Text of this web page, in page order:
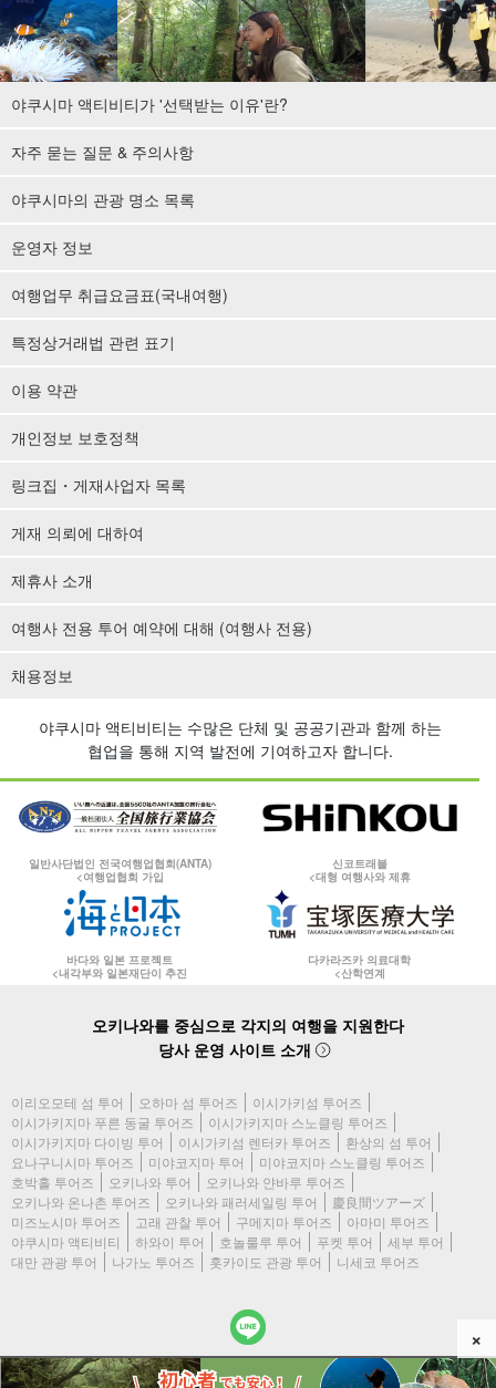
야쿠시마 액티비티가 '선택받는 이유'란?
자주 묻는 질문 & 주의사항
야쿠시마의 관광 명소 목록
운영자 정보
여행업무 취급요금표(국내여행)
특정상거래법 관련 표기
이용 약관
개인정보 보호정책
링크집・게재사업자 목록
게재 의뢰에 대하여
제휴사 소개
여행사 전용 투어 예약에 대해 (여행사 전용)
채용정보
야쿠시마 액티비티는 수많은 단체 및 공공기관과 함께 하는
협업을 통해 지역 발전에 기여하고자 합니다.
일반사단법인 전국여행업협회(ANTA)
<여행업협회 가입
신코트래블
<대형 여행사와 제휴
바다와 일본 프로젝트
<내각부와 일본재단이 추진
다카라즈카 의료대학
<산학연계
오키나와를 중심으로 각지의 여행을 지원한다
당사 운영 사이트 소개
이리오모테 섬 투어 오하마 섬 투어즈
이시가키섬 투어즈
이시가키지마 푸른 동굴 투어즈
이시가키지마 스노클링 투어즈
이시가키지마 다이빙 투어
이시가키섬 렌터카 투어즈
환상의 섬 투어
요나구니시마 투어즈
미야코지마 투어
미야코지마 스노클링 투어즈
호박홀 투어즈
오키나와 투어
오키나와 얀바루 투어즈
오키나와 온나촌 투어즈
오키나와 패러세일링 투어
慶良間ツアーズ
미즈노시마 투어즈
고래 관찰 투어 구메지마 투어즈
아마미 투어즈
야쿠시마 액티비티
하와이 투어 호놀룰루 투어 푸켓 투어
세부 투어
대만 관광 투어
나가노 투어즈 홋카이도 관광 투어 니세코 투어즈
(c) 2026 야쿠시마 액티비티 All Rights Reserved.
×